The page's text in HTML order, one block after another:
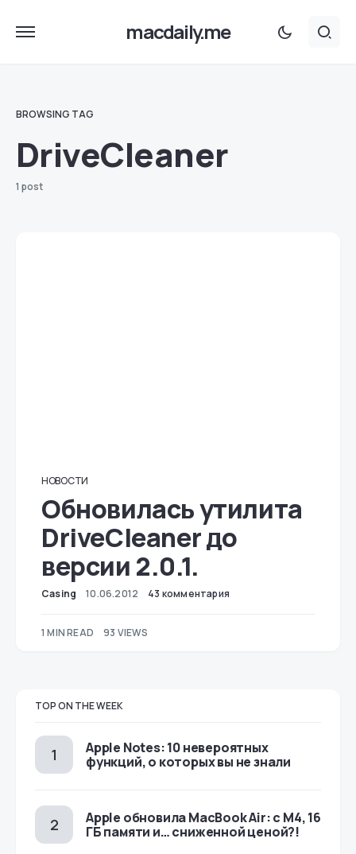
macdaily.me
BROWSING TAG
DriveCleaner
1 post
НОВОСТИ
Обновилась утилита
DriveCleaner до
версии 2.0.1.
Casing 10.06.2012 43 комментария
1 MIN READ 93 VIEWS
TOP ON THE WEEK
Apple Notes: 10 невероятных
функций, о которых вы не знали
Apple обновила MacBook Air: с M4, 16
ГБ памяти и… сниженной ценой?!